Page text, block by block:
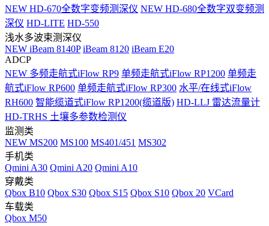
NEW HD-670全数字变频测深仪 NEW HD-680全数字双变频测
深仪 HD-LITE HD-550
浅水多波束测深仪
NEW iBeam 8140P iBeam 8120 iBeam E20
ADCP
NEW 多频走航式iFlow RP9 单频走航式iFlow RP1200 单频走
航式iFlow RP600 单频走航式iFlow RP300 水平/在线式iFlow
RH600 智能缆道式iFlow RP1200(缆道版) HD-LLJ 雷达流量计
HD-TRHS 土壤多参数检测仪
监测类
NEW MS200 MS100 MS401/451 MS302
手机类
Qmini A30 Qmini A20 Qmini A10
穿戴类
Qbox B10 Qbox S30 Qbox S15 Qbox S10 Qbox 20 VCard
车载类
Qbox M50